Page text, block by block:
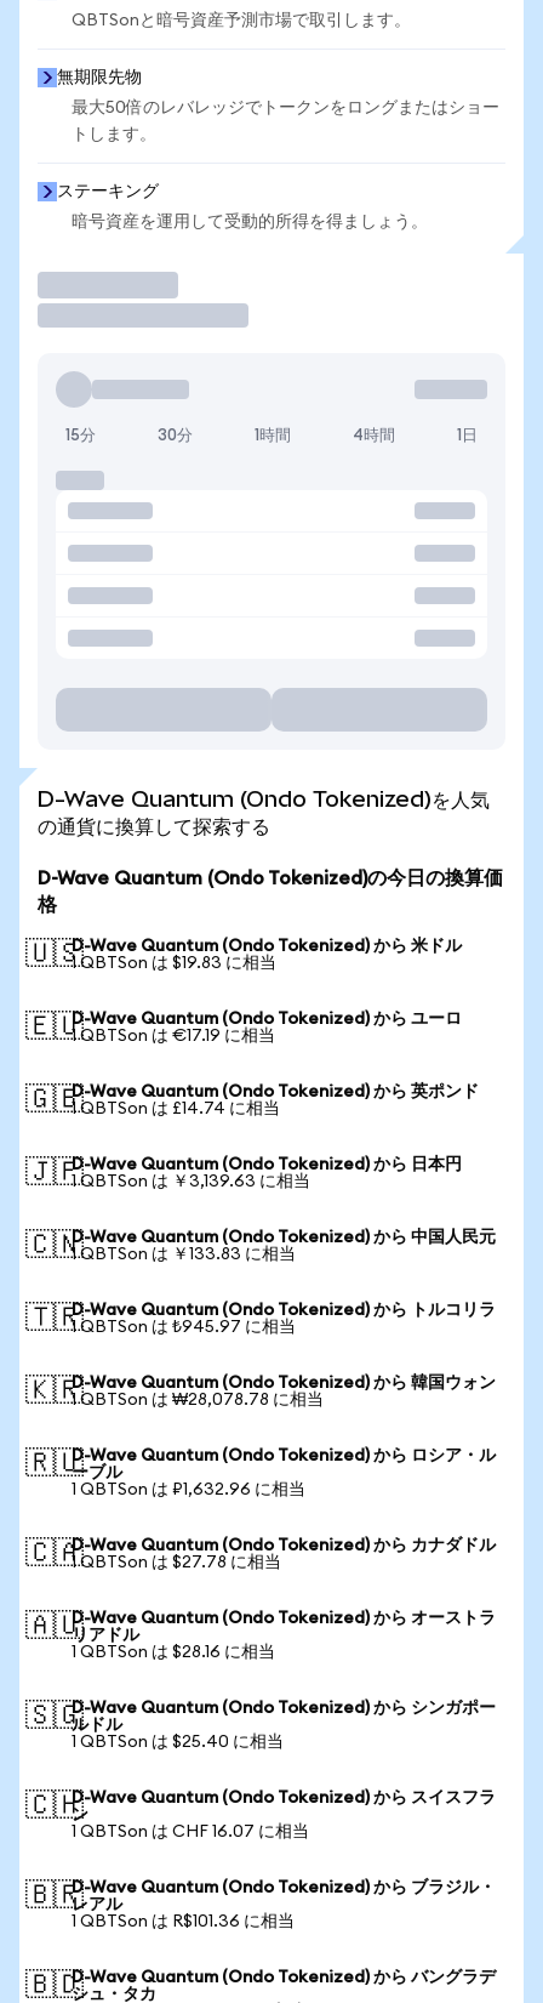
QBTSonと暗号資産予測市場で取引します。
無期限先物
最大50倍のレバレッジでトークンをロングまたはショー
トします。
ステーキング
暗号資産を運用して受動的所得を得ましょう。
15分 30分 1時間 4時間 1日
D-Wave Quantum (Ondo Tokenized)を人気
の通貨に換算して探索する
D-Wave Quantum (Ondo Tokenized)の今日の換算価
格
🇺🇸D-Wave Quantum (Ondo Tokenized) から 米ドル
1 QBTSon は $19.83 に相当
🇪🇺D-Wave Quantum (Ondo Tokenized) から ユーロ
1 QBTSon は €17.19 に相当
🇬🇧D-Wave Quantum (Ondo Tokenized) から 英ポンド
1 QBTSon は £14.74 に相当
🇯🇵D-Wave Quantum (Ondo Tokenized) から 日本円
1 QBTSon は ￥3,139.63 に相当
🇨🇳D-Wave Quantum (Ondo Tokenized) から 中国人民元
1 QBTSon は ￥133.83 に相当
🇹🇷D-Wave Quantum (Ondo Tokenized) から トルコリラ
1 QBTSon は ₺945.97 に相当
🇰🇷D-Wave Quantum (Ondo Tokenized) から 韓国ウォン
1 QBTSon は ₩28,078.78 に相当
🇷🇺D-Wave Quantum (Ondo Tokenized) から ロシア・ル
ーブル
1 QBTSon は ₽1,632.96 に相当
🇨🇦D-Wave Quantum (Ondo Tokenized) から カナダドル
1 QBTSon は $27.78 に相当
🇦🇺D-Wave Quantum (Ondo Tokenized) から オーストラ
リアドル
1 QBTSon は $28.16 に相当
🇸🇬D-Wave Quantum (Ondo Tokenized) から シンガポー
ルドル
1 QBTSon は $25.40 に相当
🇨🇭D-Wave Quantum (Ondo Tokenized) から スイスフラ
ン
1 QBTSon は CHF 16.07 に相当
🇧🇷D-Wave Quantum (Ondo Tokenized) から ブラジル・
レアル
1 QBTSon は R$101.36 に相当
🇧🇩D-Wave Quantum (Ondo Tokenized) から バングラデ
シュ・タカ